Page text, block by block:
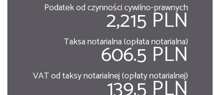
Podatek od czynności cywilno-prawnych
2,215 PLN
Taksa notarialna (opłata notarialna)
606.5 PLN
VAT od taksy notarialnej (opłaty notarialnej)